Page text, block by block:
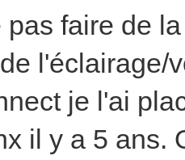
faire de
l'éclairage/
je l'ai
il y a 5 ans.